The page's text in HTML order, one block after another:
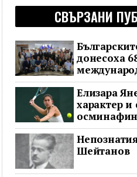
СВЪРЗАНИ
донесоха
Елизара
характер и
Варшава
обрат
Шейтанов